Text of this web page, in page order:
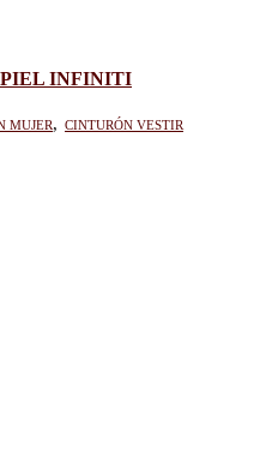
PIEL INFINITI
mujer, Cinturón vestir